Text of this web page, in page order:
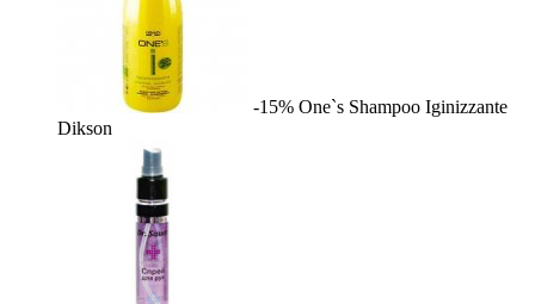
-15% One`s Shampoo Iginizzante
Dikson